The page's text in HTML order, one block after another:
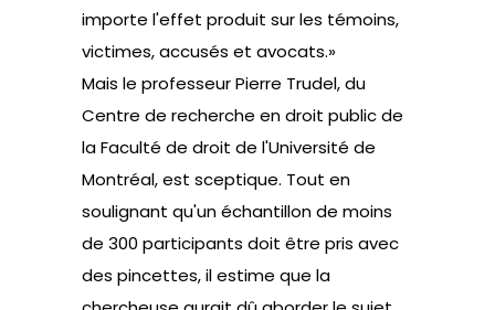
importe l'effet produit sur les témoins,
victimes, accusés et avocats.»
Mais le professeur Pierre Trudel, du
Centre de recherche en droit public de
la Faculté de droit de l'Université de
Montréal, est sceptique. Tout en
soulignant qu'un échantillon de moins
de 300 participants doit être pris avec
des pincettes, il estime que la